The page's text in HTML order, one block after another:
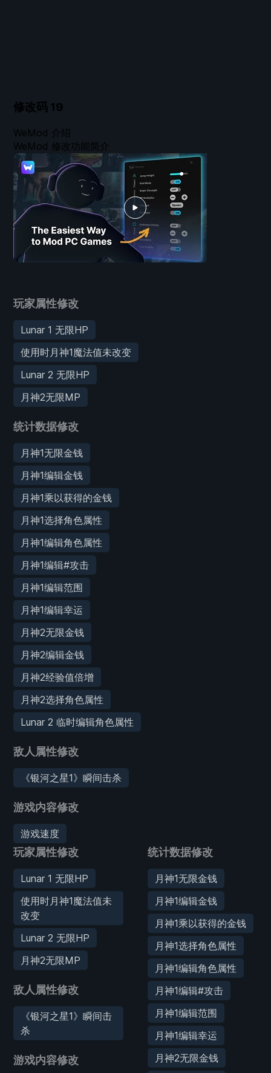
修改码 19
玩家属性修改
Lunar 1 无限HP
使用时月神1魔法值未改变
Lunar 2 无限HP
月神2无限MP
统计数据修改
月神1无限金钱
月神1编辑金钱
月神1乘以获得的金钱
月神1选择角色属性
月神1编辑角色属性
月神1编辑#攻击
月神1编辑范围
月神1编辑幸运
月神2无限金钱
月神2编辑金钱
月神2经验值倍增
月神2选择角色属性
Lunar 2 临时编辑角色属性
敌人属性修改
《银河之星1》瞬间击杀
游戏内容修改
游戏速度
玩家属性修改
Lunar 1 无限HP
使用时月神1魔法值未
改变
Lunar 2 无限HP
月神2无限MP
敌人属性修改
《银河之星1》瞬间击
杀
游戏内容修改
统计数据修改
月神1无限金钱
月神1编辑金钱
月神1乘以获得的金钱
月神1选择角色属性
月神1编辑角色属性
月神1编辑#攻击
月神1编辑范围
月神1编辑幸运
月神2无限金钱
WeMod 介绍
WeMod 修改功能简介